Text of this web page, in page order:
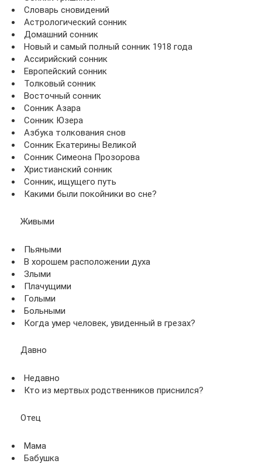
Словарь сновидений
Астрологический сонник
Домашний сонник
Новый и самый полный сонник 1918 года
Ассирийский сонник
Европейский сонник
Толковый сонник
Восточный сонник
Сонник Азара
Сонник Юзера
Азбука толкования снов
Сонник Екатерины Великой
Сонник Симеона Прозорова
Христианский сонник
Сонник, ищущего путь
Какими были покойники во сне?
Живыми
Пьяными
В хорошем расположении духа
Злыми
Плачущими
Голыми
Больными
Когда умер человек, увиденный в грезах?
Давно
Недавно
Кто из мертвых родственников приснился?
Отец
Мама
Бабушка